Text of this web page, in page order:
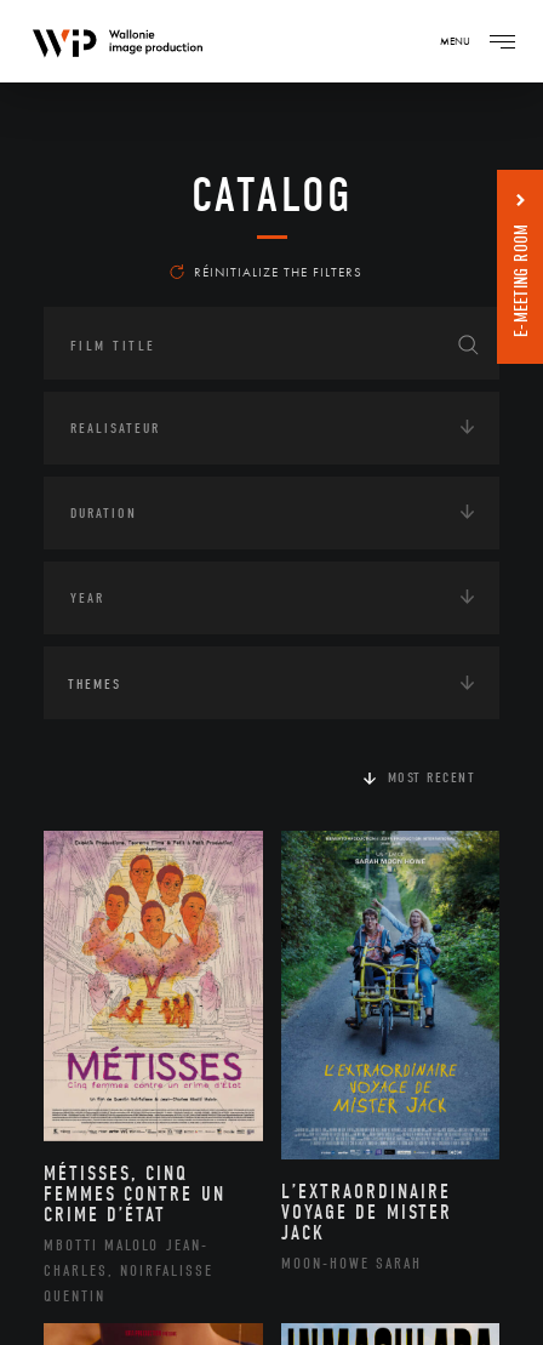
MENU
CATALOG
RÉINITIALIZE THE FILTERS
THEMES
MOST RECENT
MÉTISSES, CINQ
FEMMES CONTRE UN
CRIME D’ÉTAT
MBOTTI MALOLO JEAN-
CHARLES, NOIRFALISSE
QUENTIN
L’EXTRAORDINAIRE
VOYAGE DE MISTER
JACK
MOON-HOWE SARAH
E-MEETING ROOM